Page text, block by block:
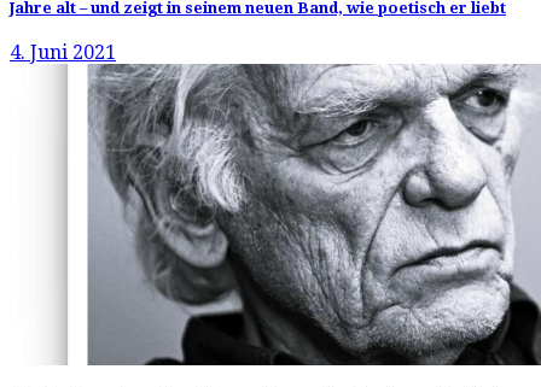
Jahre alt – und zeigt in seinem neuen Band, wie poetisch er liebt
4. Juni 2021